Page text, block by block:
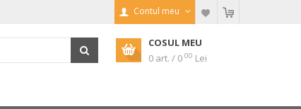
Contul meu
COSUL MEU
0 art. / 0 00 Lei